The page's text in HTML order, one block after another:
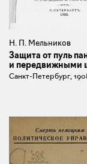
Н. П. Мельников
Защита от пуль
и передвижными
Санкт-Петербург,